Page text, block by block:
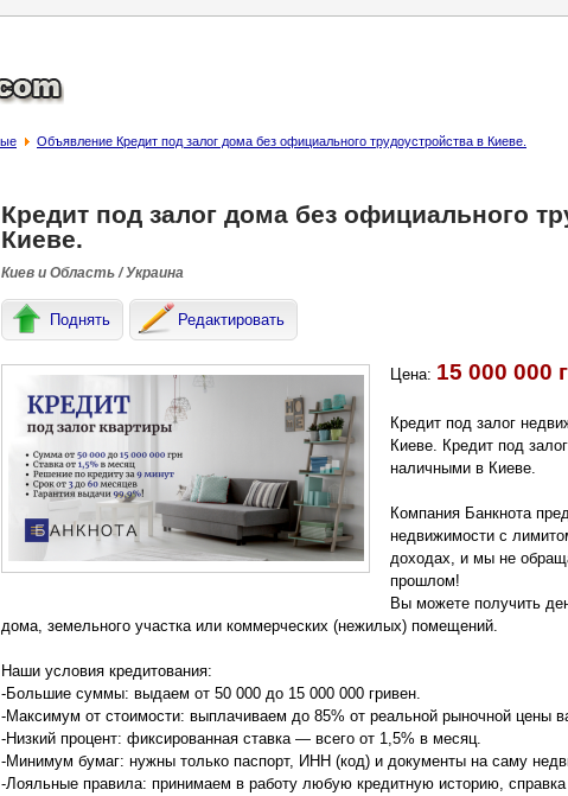
Объявление Кредит под залог дома без официального трудоустройства в Киеве.
Кредит под залог дома без официального
Киеве.
Киев и Область / Украина
Поднять Редактировать
Цена: 15 000 000
Кредит под залог
Киеве. Кредит под
наличными в Киеве.
Компания Банкнота
недвижимости с
доходах, и мы не
прошлом!
Вы можете получить
дома, земельного участка или коммерческих (нежилых) помещений.
Наши условия кредитования:
-Большие суммы: выдаем от 50 000 до 15 000 000 гривен.
-Максимум от стоимости: выплачиваем до 85% от реальной рыночной цены
-Низкий процент: фиксированная ставка — всего от 1,5% в месяц.
-Минимум бумаг: нужны только паспорт, ИНН (код) и документы на саму
-Лояльные правила: принимаем в работу любую кредитную историю, справка